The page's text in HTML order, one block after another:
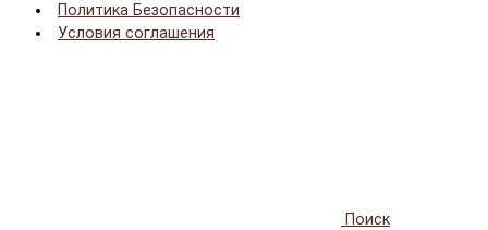
Политика Безопасности
Условия соглашения
Поиск